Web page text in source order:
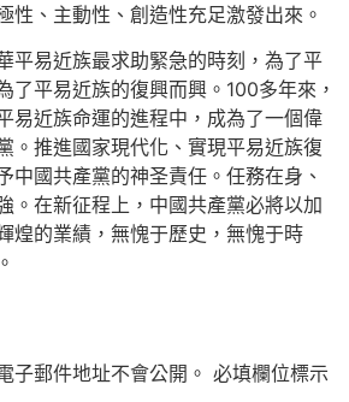
性、主動性、創造性充足激發出來。
平易近族最求助緊急的時刻，為了平
了平易近族的復興而興。100多年來，
易近族命運的進程中，成為了一個偉
。推進國家現代化、實現平易近族復
中國共產黨的神圣責任。任務在身、
。在新征程上，中國共產黨必將以加
煌的業績，無愧于歷史，無愧于時
子郵件地址不會公開。 必填欄位標示